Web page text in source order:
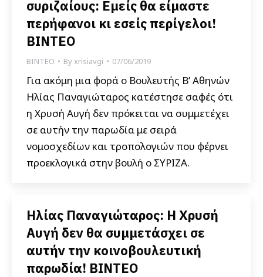
συριζαίους: Εμείς θα είμαστε
περήφανοι κι εσείς περίγελοι!
ΒΙΝΤΕΟ
ΒΙΝΤΕΟ Byxrisiavgi 07/06/2019
Για ακόμη μια φορά ο Βουλευτής Β’ Αθηνών
Ηλίας Παναγιώταρος κατέστησε σαφές ότι
η Χρυσή Αυγή δεν πρόκειται να συμμετέχει
σε αυτήν την παρωδία με σειρά
νομοσχεδίων και τροπολογιών που φέρνει
προεκλογικά στην βουλή ο ΣΥΡΙΖΑ.
Ηλίας Παναγιώταρος: Η Χρυσή
Αυγή δεν θα συμμετάσχει σε
αυτήν την κοινοβουλευτική
παρωδία! ΒΙΝΤΕΟ